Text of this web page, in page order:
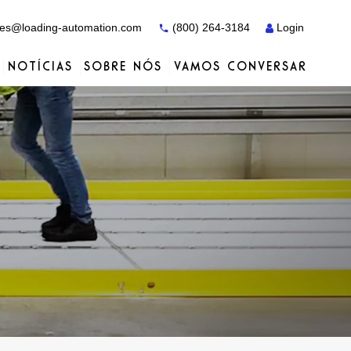
automation.com (800) 264-3184 Login
Estudos de caso Serviços
Estudos de caso Serviços
Serviços
NOTÍCIAS SOBRE NÓS
Distribuidores Actiw
VAMOS CONVERSAR